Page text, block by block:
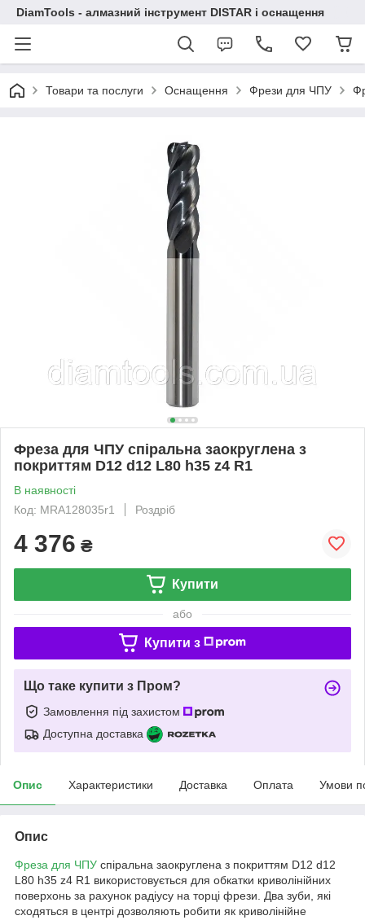
DiamTools - алмазний інструмент DISTAR і оснащення
Товари та послуги Оснащення Фрези для ЧПУ
Фреза для ЧПУ спіральна заокруглена з
покриттям D12 d12 L80 h35 z4 R1
В наявності
Код: MRA128035r1
Роздріб
4 376 ₴
Купити
або
Купити з
Що таке купити з Пром?
Замовлення під захистом
Доступна доставка
Опис Характеристики Доставка Оплата Умови
Опис
Фреза для ЧПУ спіральна заокруглена з покриттям D12 d12
L80 h35 z4 R1 використовується для обкатки криволінійних
поверхонь за рахунок радіусу на торці фрези. Два зуби, які
сходяться в центрі дозволяють робити як криволінійне